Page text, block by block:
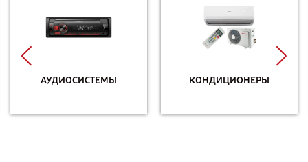
АУДИОСИСТЕМЫ КОНДИЦИОНЕРЫ